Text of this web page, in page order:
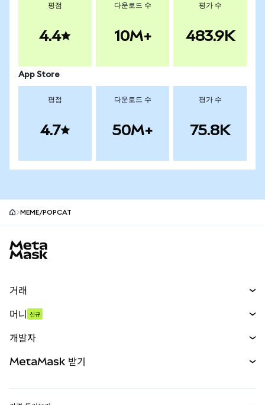
평점
4.4
다운로드 수
10M+
평가 수
483.9K
App Store
평점
4.7
다운로드 수
50M+
평가 수
75.8K
MEME/POPCAT
거래
무기한 선물
실물자산
머니 신규
개발자
MetaMask 받기